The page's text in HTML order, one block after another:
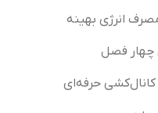
انرژی بهینه
فصل
کانال‌کشی حرفه‌ای